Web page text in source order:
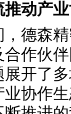
推动产
，德森
合作伙
展开了
业协作